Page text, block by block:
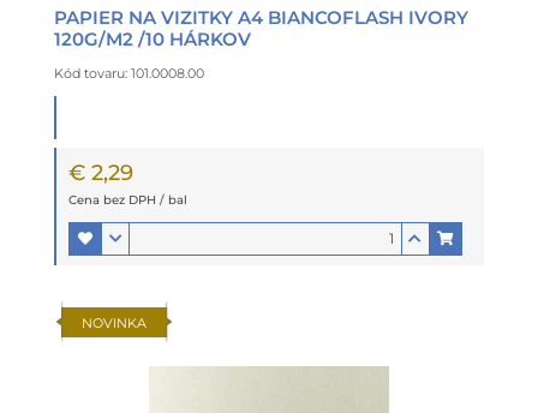
PAPIER NA VIZITKY A4 BIANCOFLASH IVORY
120G/M2 /10 HÁRKOV
Kód tovaru: 101.0008.00
€ 2,29
Cena bez DPH / bal
NOVINKA